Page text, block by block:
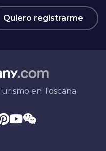
Quiero registrarme
en Toscana